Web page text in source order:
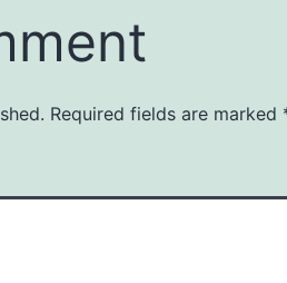
Required fields are marked